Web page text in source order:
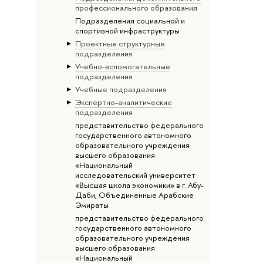
профессионального образования
Подразделения социальной и
спортивной инфраструктуры
Проектные структурные
подразделения
Учебно-вспомогательные
подразделения
Учебные подразделения
Экспертно-аналитические
подразделения
представительство федерального
государственного автономного
образовательного учреждения
высшего образования
«Национальный
исследовательский университет
«Высшая школа экономики» в г. Абу-
Даби, Объединенные Арабские
Эмираты
представительство федерального
государственного автономного
образовательного учреждения
высшего образования
«Национальный